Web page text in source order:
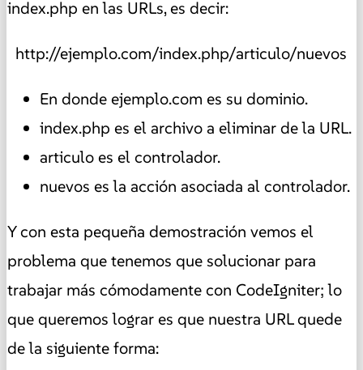
index.php en las URLs, es decir:
http://ejemplo.com/index.php/articulo/nuevos
En donde ejemplo.com es su dominio.
index.php es el archivo a eliminar de la URL.
articulo es el controlador.
nuevos es la acción asociada al controlador.
Y con esta pequeña demostración vemos el
problema que tenemos que solucionar para
trabajar más cómodamente con CodeIgniter; lo
que queremos lograr es que nuestra URL quede
de la siguiente forma: